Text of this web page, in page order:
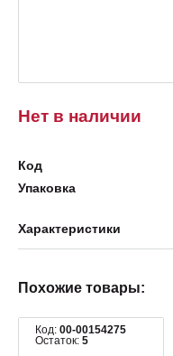
Нет в наличии
Код
Упаковка
Характеристики
Похожие товары:
Код: 00-00154275
Остаток: 5